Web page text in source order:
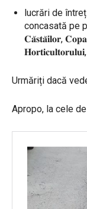
lucrări de
concasată pe
𝐂𝐚̆𝐬𝐭𝐚̆𝐢𝐥𝐨𝐫,
Urmăriți dacă
Apropo, la cele